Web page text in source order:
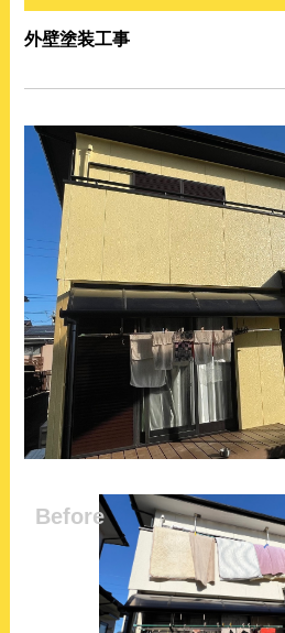
外壁塗装工事